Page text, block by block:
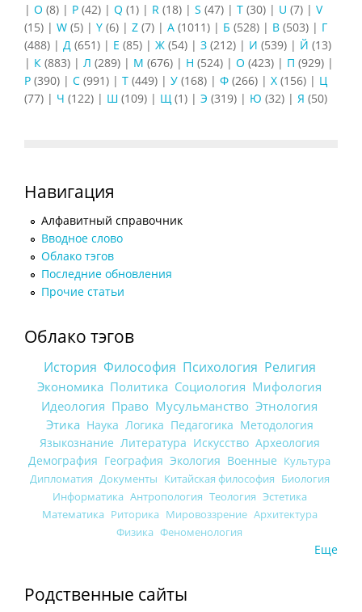
| O (8) | P (42) | Q (1) | R (18) | S (47) | T (30) | U (7) | V
(15) | W (5) | Y (6) | Z (7) | А (1011) | Б (528) | В (503) | Г
(488) | Д (651) | Е (85) | Ж (54) | З (212) | И (539) | Й (13)
| К (883) | Л (289) | М (676) | Н (524) | О (423) | П (929) |
Р (390) | С (991) | Т (449) | У (168) | Ф (266) | Х (156) | Ц
(77) | Ч (122) | Ш (109) | Щ (1) | Э (319) | Ю (32) | Я (50)
Навигация
Алфавитный справочник
Вводное слово
Облако тэгов
Последние обновления
Прочие статьи
Облако тэгов
История Философия Психология Религия
Экономика Политика Социология Мифология
Идеология Право Мусульманство Этнология
Этика Наука Логика Педагогика Методология
Языкознание Литература Искусство Археология
Демография География Экология Военные Культура
Дипломатия Документы Китайская философия Биология
Информатика Антропология Теология Эстетика
Математика Риторика Мировоззрение Архитектура
Физика Феноменология
Еще
Родственные сайты